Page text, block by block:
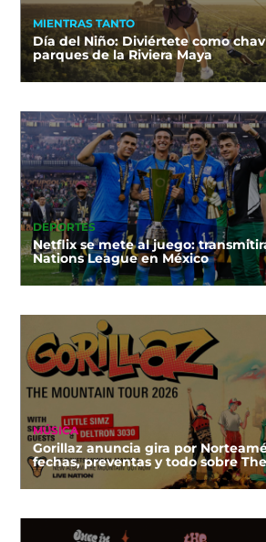
MIENTRAS TANTO
Día del Niño: Diviértete como
parques de la Riviera Maya
DEPORTES
Netflix se mete al juego:
Nations League en México
MÚSICA
Gorillaz anuncia gira por
fechas, preventas y todo sobre